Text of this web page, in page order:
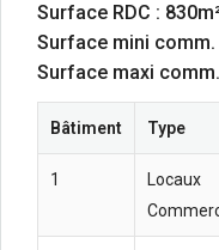
Surface RDC :
Surface mini comm.
Surface maxi
Bâtiment Type
1
Locaux